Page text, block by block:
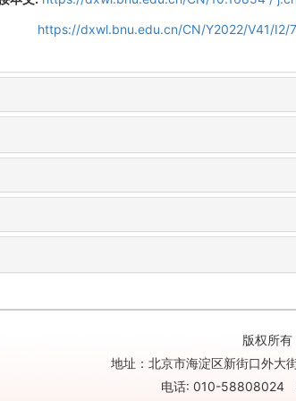
https://dxwl.bnu.edu.cn/CN/Y2022/V41/I2/
版权所
地址：北京市海淀区新街口外
电话: 010-58808024